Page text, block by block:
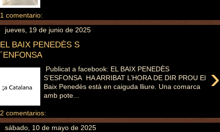
1 comentario:
jueves, 19 de junio de 2025
EL BAIX PENEDÈS S
´ENFONSA
›
Publicat a facebook: EL BAIX PENEDÈS
S’ESFONSA HA ARRIBAT L’HORA DE DIR PROU El
Baix Penedès està en caiguda lliure. Una comarca
amb pote...
2 comentarios:
sábado, 10 de mayo de 2025